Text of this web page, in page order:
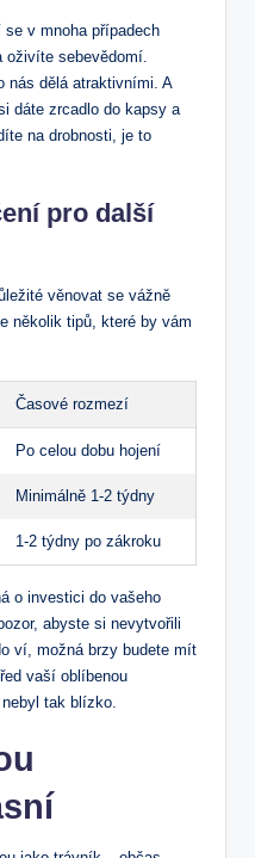
v mnoha případech
sebevědomí.
nás dělá atraktivními. A
dáte zrcadlo do kapsy a
na drobnosti, je to
pro další
věnovat se vážně
několik tipů, které by vám
Časové rozmezí
Po celou dobu hojení
Minimálně 1-2 týdny
1-2 týdny po zákroku
o investici do vašeho
abyste si nevytvořili
ví, možná brzy budete mít
vaší oblíbenou
tak blízko.